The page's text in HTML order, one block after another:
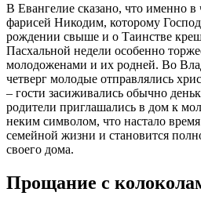
В Евангелие сказано, что именно
фарисей Никодим, которому
рождении свыше и о Таинстве
Пасхальной недели особенно
молодоженами и их родней. Во
четверг молодые отправлялись
– гости засиживались обычно
родители приглашались в дом к
неким символом, что настало
семейной жизни и становится
своего дома.
Прощание с